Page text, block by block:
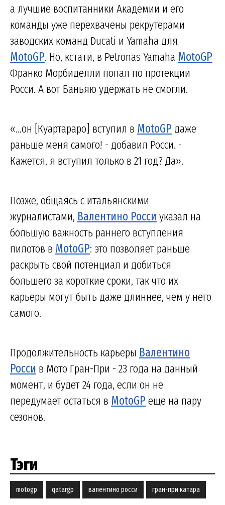
а лучшие воспитанники Академии и его
команды уже перехвачены рекрутерами
заводских команд Ducati и Yamaha для
MotoGP. Но, кстати, в Petronas Yamaha MotoGP
Франко Морбиделли попал по протекции
Росси. А вот Баньяю удержать не смогли.
«...он [Куартараро] вступил в MotoGP даже
раньше меня самого! - добавил Росси. -
Кажется, я вступил только в 21 год? Да».
Позже, общаясь с итальянскими
журналистами, Валентино Росси указал на
большую важность раннего вступления
пилотов в MotoGP: это позволяет раньше
раскрыть свой потенциал и добиться
большего за короткие сроки, так что их
карьеры могут быть даже длиннее, чем у него
самого.
Продолжительность карьеры Валентино
Росси в Мото Гран-При - 23 года на данный
момент, и будет 24 года, если он не
передумает остаться в MotoGP еще на пару
сезонов.
Тэги
motogp qatargp валентино росси гран-при катара